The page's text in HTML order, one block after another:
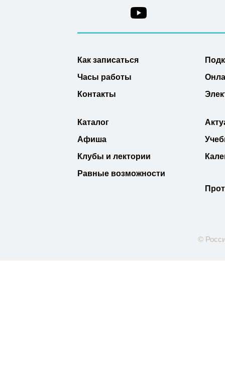
Как записаться
Часы работы
Контакты
Каталог
Афиша
Клубы и лектории
Равные возможности
©